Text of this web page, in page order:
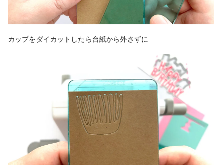
カップをダイカットしたら台紙から外さずに